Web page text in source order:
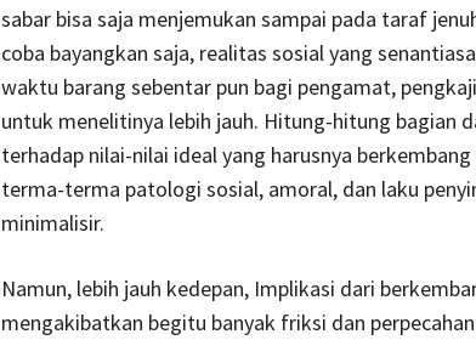
sabar bisa saja menjemukan sampai pada taraf
coba bayangkan saja, realitas sosial yang
waktu barang sebentar pun bagi pengamat,
untuk menelitinya lebih jauh. Hitung-hitung bagian
terhadap nilai-nilai ideal yang harusnya
terma-terma patologi sosial, amoral, dan laku
minimalisir.
Namun, lebih jauh kedepan, Implikasi dari
mengakibatkan begitu banyak friksi dan